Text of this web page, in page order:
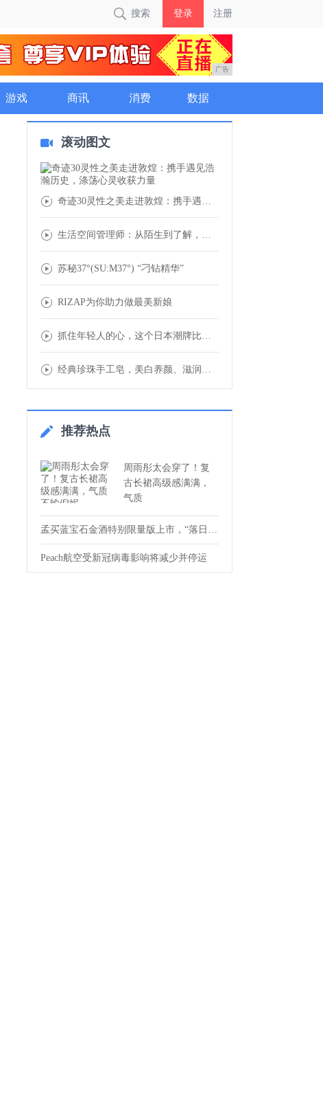
搜索 登录 注册
广告
游戏 商讯 消费 数据
滚动图文
奇迹30灵性之美走进敦煌：携手遇见浩瀚历史
生活空间管理师：从陌生到了解，终将成为生活
苏秘37°(SU:M37°) “刁钻精华”
RIZAP为你助力做最美新娘
抓住年轻人的心，这个日本潮牌比优衣库更懂？
经典珍珠手工皂，美白养颜、滋润保湿、助你打
推荐热点
周雨彤太会穿了！复
古长裙高级感满满，
气质
孟买蓝宝石金酒特别限量版上市，“落日晚霞
Peach航空受新冠病毒影响将减少并停运